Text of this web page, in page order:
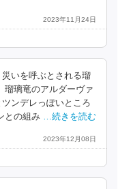
2023年11月24日
いを呼ぶとされる瑠
瑠璃竜のアルダーヴァ
ンデレっぽいところ
との組み …続きを読む
2023年12月08日